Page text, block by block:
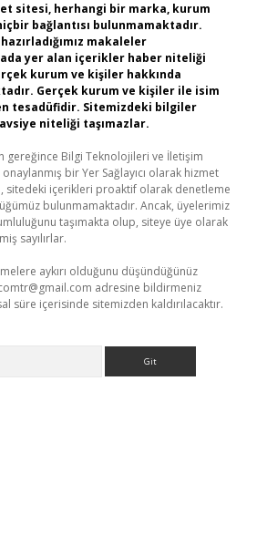
sitesi, herhangi bir marka, kurum
bağlantısı bulunmamaktadır.
makaleler
yer alan içerikler haber niteliği
kurum ve kişiler hakkında
Gerçek kurum ve kişiler ile isim
tesadüfidir. Sitemizdeki bilgiler
niteliği taşımazlar.
gereğince Bilgi Teknolojileri ve İletişim
bir Yer Sağlayıcı olarak hizmet
sitedeki içerikleri proaktif olarak denetleme
bulunmamaktadır. Ancak, üyelerimiz
taşımakta olup, siteye üye olarak
sayılırlar.
aykırı olduğunu düşündüğünüz
adresine bildirmeniz
süre içerisinde sitemizden kaldırılacaktır.